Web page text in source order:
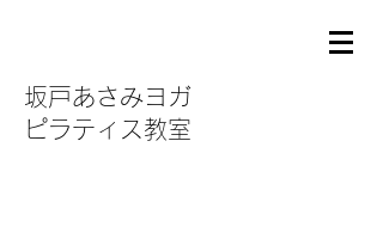
坂戸あさみヨガ
ピラティス教室